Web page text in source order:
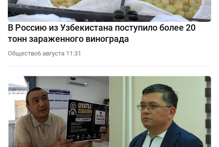
В Россию из Узбекистана поступило более 20
тонн зараженного винограда
Общество6 августа 11:31